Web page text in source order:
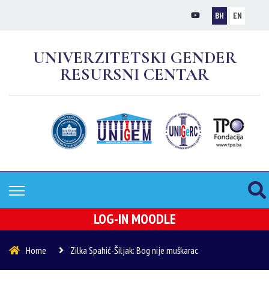
BH EN
UNIVERZITETSKI GENDER
RESURSNI CENTAR
LOG-IN MOODLE
Home Zilka Spahić-Šiljak: Bog nije muškarac